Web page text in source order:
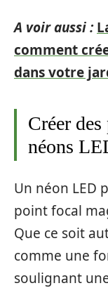
A voir aussi :
comment
dans votre
Créer
néons
Un néon LED
point focal
Que ce soit
comme une
soulignant